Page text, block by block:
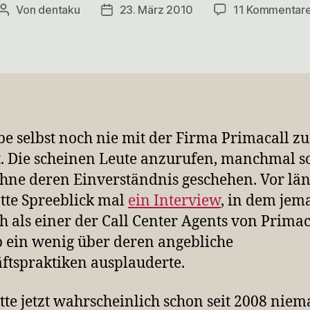
Beitragsautor
Von dentaku Veröffentlichungsdatum
23. März 2010 11
selbst noch nie mit der Firma Primacall
Die scheinen Leute anzurufen, manchmal
deren Einverständnis geschehen. Vor
Spreeblick mal ein Interview, in dem
als einer der Call Center Agents von
ein wenig über deren angebliche
ausplauderte.
jetzt wahrscheinlich schon seit 2008